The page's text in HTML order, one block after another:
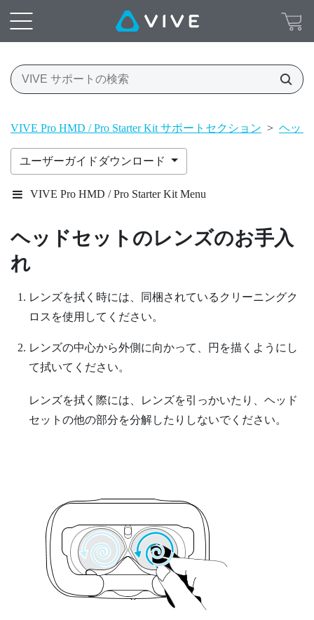
VIVE Pro HMD / Pro Starter Kit サポートセクション > ヘッ
ユーザーガイドダウンロード
VIVE Pro HMD / Pro Starter Kit Menu
ヘッドセットのレンズのお手入
れ
レンズを拭く時には、同梱されているクリーニングク
ロスを使用してください。
レンズの中心から外側に向かって、円を描くようにし
て拭いてください。
レンズを拭く際には、レンズを引っかいたり、ヘッド
セットの他の部分を分解したりしないでください。